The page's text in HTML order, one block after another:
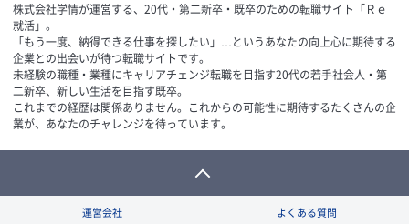
株式会社学情が運営する、20代・第二新卒・既卒のための転職サイト「Ｒｅ
就活」。
「もう一度、納得できる仕事を探したい」…というあなたの向上心に期待する
企業との出会いが待つ転職サイトです。
未経験の職種・業種にキャリアチェンジ転職を目指す20代の若手社会人・第
二新卒、新しい生活を目指す既卒。
これまでの経歴は関係ありません。これからの可能性に期待するたくさんの企
業が、あなたのチャレンジを待っています。
運営会社 よくある質問